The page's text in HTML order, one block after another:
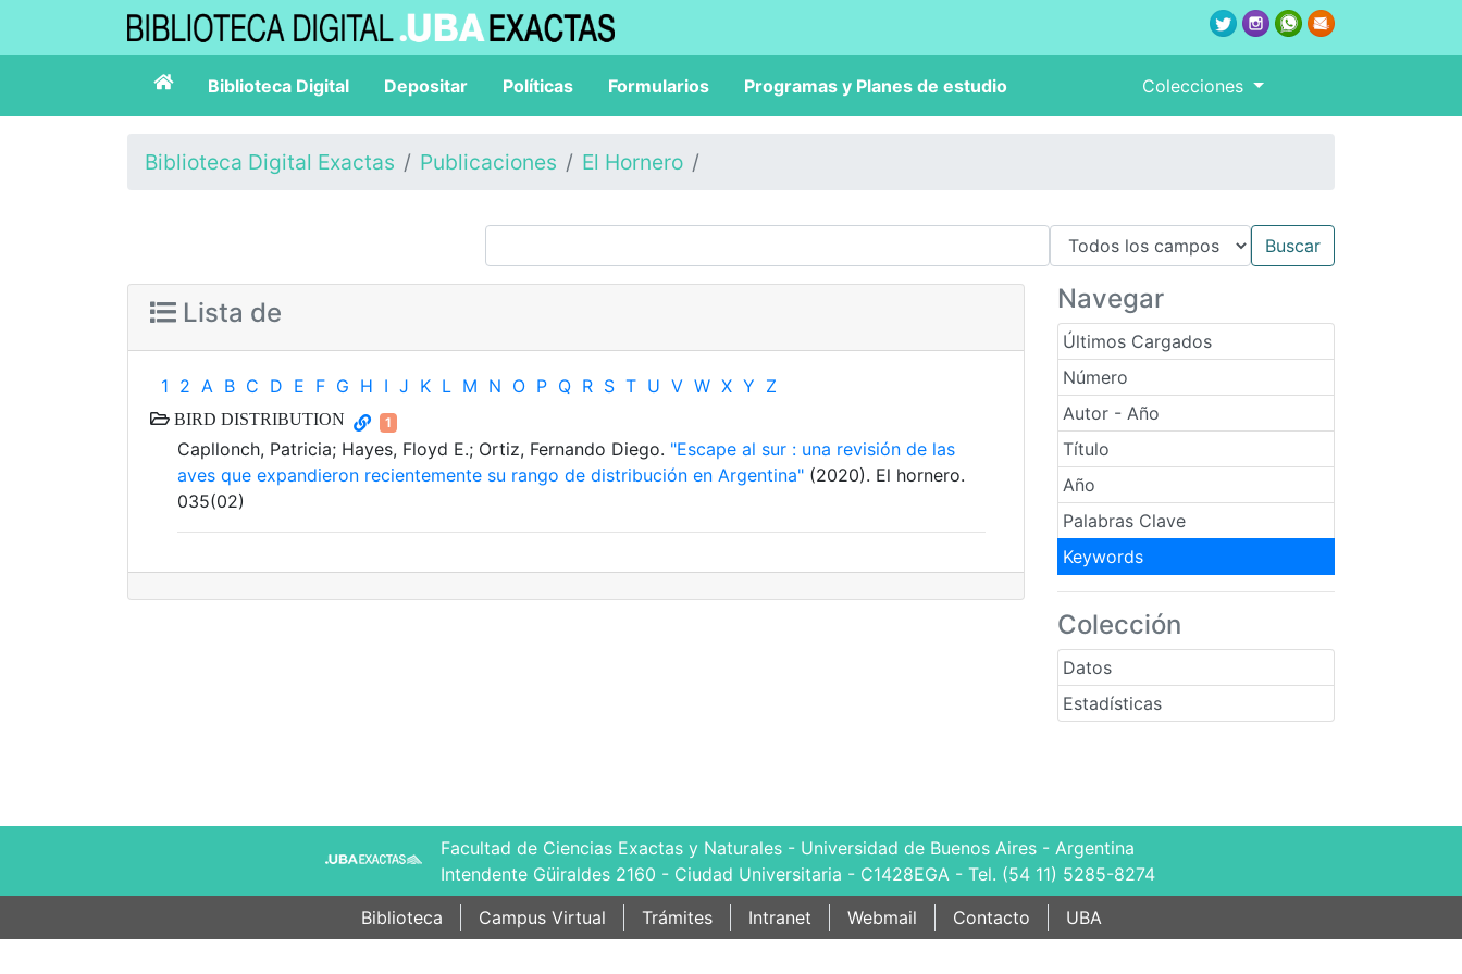
Biblioteca Digital Depositar Políticas Formularios Programas y Planes de estudio Colecciones
Biblioteca Digital Exactas Publicaciones El Hornero
Navegar
Últimos Cargados
Número
Autor - Año
Título
Año
Palabras Clave
Keywords
Colección
Datos
Estadísticas
Lista de
1 2 A B C D E F G H I J K L M N O P Q R S T U V W X Y Z
BIRD DISTRIBUTION 1
Capllonch, Patricia; Hayes, Floyd E.; Ortiz, Fernando Diego. "Escape al sur : una revisión de las
aves que expandieron recientemente su rango de distribución en Argentina" (2020). El hornero.
035(02)
Facultad de Ciencias Exactas y Naturales - Universidad de Buenos Aires - Argentina
Intendente Güiraldes 2160 - Ciudad Universitaria - C1428EGA - Tel. (54 11) 5285-8274
Biblioteca
Campus Virtual Trámites Intranet Webmail Contacto UBA